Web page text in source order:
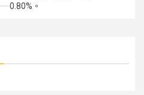
0.80%。